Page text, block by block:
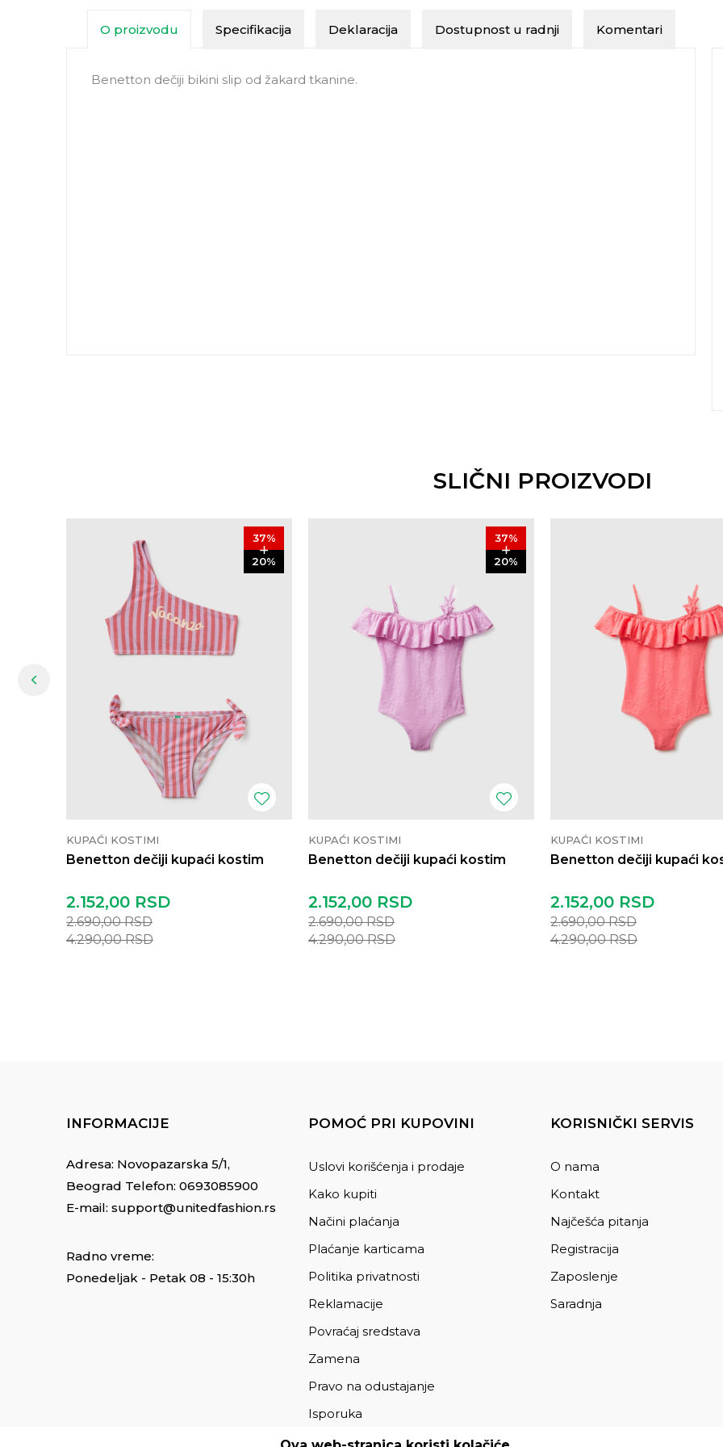
O proizvodu Specifikacija Deklaracija Dostupnost u radnji Komentari
Benetton dečiji bikini slip od žakard tkanine.
SLIČNI PROIZVODI
37%
20%
KUPAĆI KOSTIMI
Benetton dečiji kupaći kostim
2.152,00 RSD
2.690,00RSD
4.290,00RSD
37%
20%
KUPAĆI KOSTIMI
Benetton dečiji kupaći kostim
2.152,00 RSD
2.690,00RSD
4.290,00RSD
KUPAĆI KOSTIMI
Benetton dečiji kupaći
2.152,00 RSD
2.690,00RSD
4.290,00RSD
INFORMACIJE
Adresa: Novopazarska 5/1,
Beograd Telefon: 0693085900
E-mail: support@unitedfashion.rs
Radno vreme:
Ponedeljak - Petak 08 - 15:30h
POMOĆ PRI KUPOVINI
Uslovi korišćenja i prodaje
Kako kupiti
Načini plaćanja
Plaćanje karticama
Politika privatnosti
Reklamacije
Povraćaj sredstava
Zamena
Pravo na odustajanje
Isporuka
KORISNIČKI SERVIS
O nama
Kontakt
Najčešća pitanja
Registracija
Zaposlenje
Saradnja